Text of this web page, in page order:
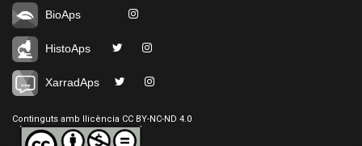
BioAps
HistoAps
XarradAps
Continguts amb llicència CC BY-NC-ND 4.0